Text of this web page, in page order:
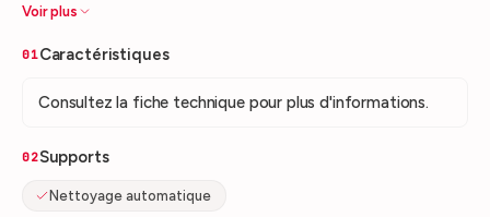
Voir plus
01Caractéristiques
Consultez la fiche technique pour plus d'informations.
02Supports
Nettoyage automatique